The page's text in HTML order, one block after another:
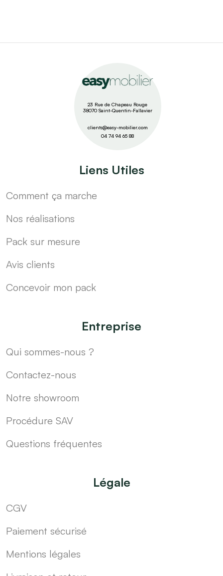
23 Rue de Chapeau Rouge
38070 Saint-Quentin-Fallavier
clients@easy-mobilier.com
04 74 94 65 88
Liens Utiles
Comment ça marche
Nos réalisations
Pack sur mesure
Avis clients
Concevoir mon pack
Entreprise
Qui sommes-nous ?
Contactez-nous
Notre showroom
Procédure SAV
Questions fréquentes
Légale
CGV
Paiement sécurisé
Mentions légales